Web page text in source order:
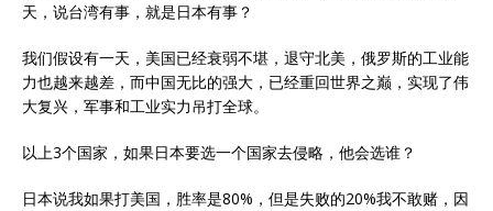
天，说台湾有事，就是日本有事？
我们假设有一天，美国已经衰弱不堪，退守北美，俄罗斯的工业能
力也越来越差，而中国无比的强大，已经重回世界之巅，实现了伟
大复兴，军事和工业实力吊打全球。
以上3个国家，如果日本要选一个国家去侵略，他会选谁？
日本说我如果打美国，胜率是80%，但是失败的20%我不敢赌，因